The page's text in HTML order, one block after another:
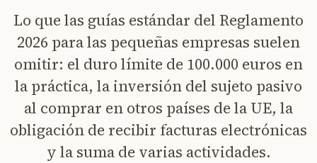
Lo que las guías estándar del Reglamento
2026 para las pequeñas empresas suelen
omitir: el duro límite de 100.000 euros en
la práctica, la inversión del sujeto pasivo
al comprar en otros países de la UE, la
obligación de recibir facturas electrónicas
y la suma de varias actividades.